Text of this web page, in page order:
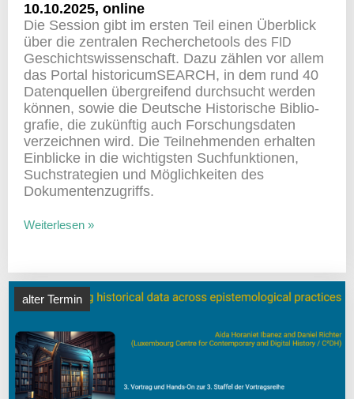
10.10.2025, online
Die Session gibt im ersten Teil einen Über­blick
über die zentralen Recher­che­tools des FID
Geschichts­wis­sen­schaft. Dazu zählen vor allem
das Portal histo­ri­cum­SE­ARCH, in dem rund 40
Daten­quellen über­grei­fend durch­sucht werden
können, sowie die Deut­sche Histo­ri­sche Biblio­
grafie, die zukünftig auch Forschungs­daten
verzeichnen wird. Die Teil­neh­menden erhalten
Einblicke in die wich­tigsten Such­funk­tionen,
Such­stra­te­gien und Möglich­keiten des
Dokumentenzugriffs.
Weiterlesen »
alter Termin